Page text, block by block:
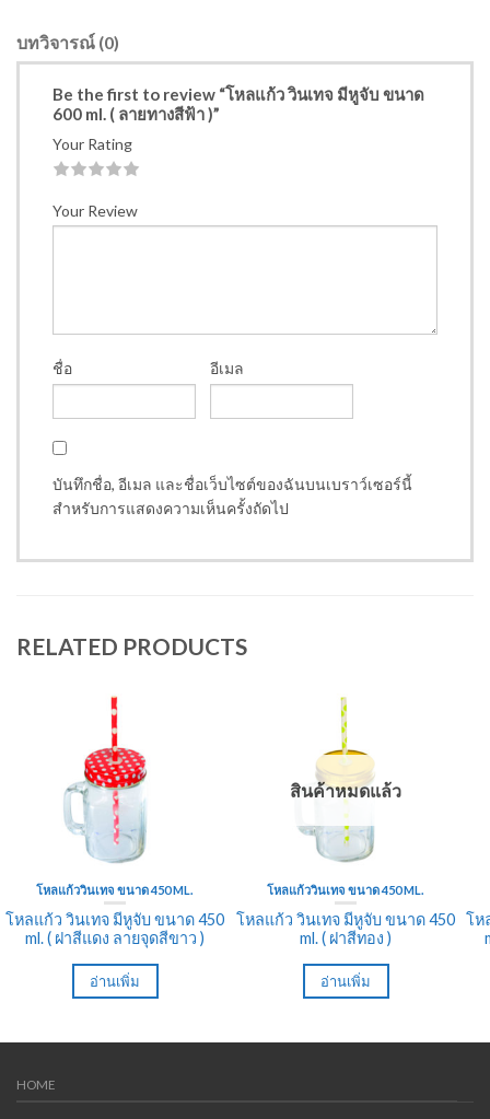
บทวิจารณ์ (0)
Be the first to review “โหลแก้ว วินเทจ มีหูจับ ขนาด
600 ml. ( ลายทางสีฟ้า )”
Your Rating
Your Review
ชื่อ อีเมล
บันทึกชื่อ, อีเมล และชื่อเว็บไซต์ของฉันบนเบราว์เซอร์นี้
สำหรับการแสดงความเห็นครั้งถัดไป
RELATED PRODUCTS
โหลแก้ววินเทจ ขนาด 450 ML.
โหลแก้ว วินเทจ มีหูจับ ขนาด 450
ml. ( ฝาสีแดง ลายจุดสีขาว )
อ่านเพิ่ม
สินค้าหมดแล้ว
โหลแก้ววินเทจ ขนาด 450 ML.
โหลแก้ว วินเทจ มีหูจับ ขนาด 450
ml. ( ฝาสีทอง )
อ่านเพิ่ม
โห
HOME